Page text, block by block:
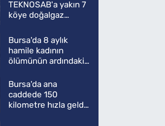
TEKNOSAB'a yakın 7
köye doğalgaz
Bursa'da 8 aylık
hamile kadının
ölümünün ardındaki
Bursa'da ana
caddede 150
kilometre hızla geldi,